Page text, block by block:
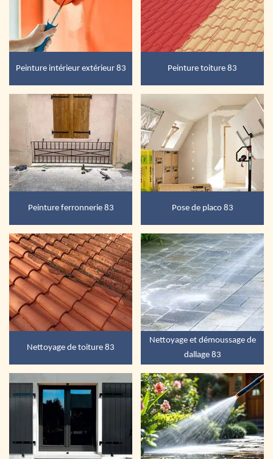
Peinture intérieur extérieur 83 Peinture toiture 83
Peinture ferronnerie 83 Pose de placo 83
Nettoyage de toiture 83
Nettoyage et démoussage de
dallage 83